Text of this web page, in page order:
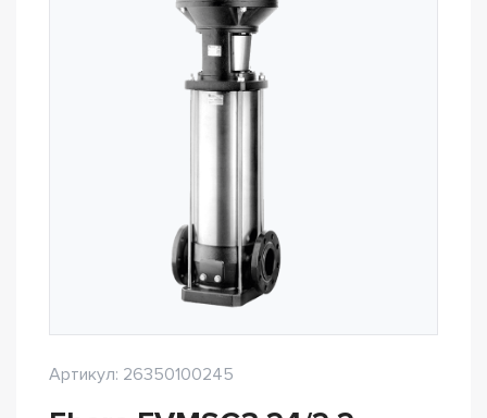
Артикул: 26350100245